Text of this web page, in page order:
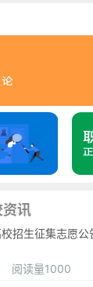
资讯
招生征集志愿
阅读量1000